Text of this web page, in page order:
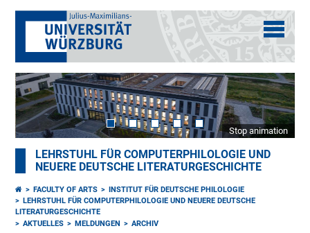
Stop animation
LEHRSTUHL FÜR COMPUTERPHILOLOGIE UND
NEUERE DEUTSCHE LITERATURGESCHICHTE
FACULTY OF ARTS
INSTITUT FÜR DEUTSCHE PHILOLOGIE
LEHRSTUHL FÜR COMPUTERPHILOLOGIE UND NEUERE DEUTSCHE
LITERATURGESCHICHTE
AKTUELLES
MELDUNGEN ARCHIV